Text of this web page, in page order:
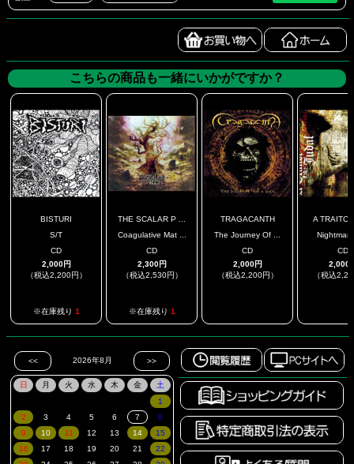
こちらの商品も一緒にいかがですか？
BISTURI
S/T
CD
2,000円
（税込2,200円）
※在庫残り 1
THE SCALAR P ...
Coagulative Mat ...
CD
2,300円
（税込2,530円）
※在庫残り 1
TRAGACANTH
The Journey Of ...
CD
2,000円
（税込2,200円）
A
CD
2,000
（税込